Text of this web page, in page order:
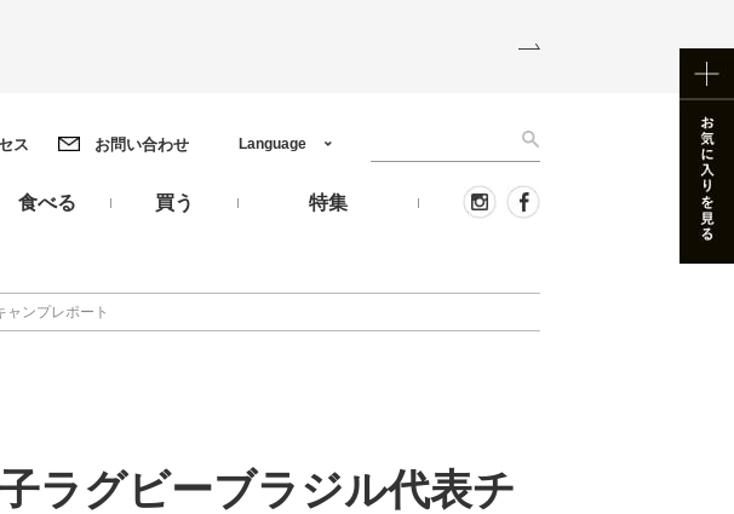
ス お問い合わせ
食べる 買う 特集
Language
ャンプレポート
ラグビーブラジル代表チ